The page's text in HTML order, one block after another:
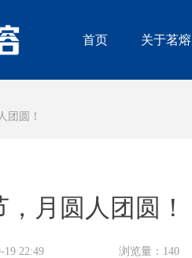
首页 关于茗熔
月圆人团圆！
19 22:49 浏览量： 140
团圆！